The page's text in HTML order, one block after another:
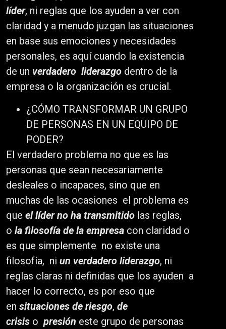
líder, ni reglas que los ayuden a ver con
claridad y a menudo juzgan las situaciones
en base sus emociones y necesidades
personales, es aquí cuando la existencia
de un verdadero liderazgo dentro de la
empresa o la organización es crucial.
¿CÓMO TRANSFORMAR UN GRUPO
DE PERSONAS EN UN EQUIPO DE
PODER?
El verdadero problema no que es las
personas que sean necesariamente
desleales o incapaces, sino que en
muchas de las ocasiones el problema es
que el líder no ha transmitido las reglas,
o la filosofía de la empresa con claridad o
es que simplemente no existe una
filosofía, ni un verdadero liderazgo, ni
reglas claras ni definidas que los ayuden a
hacer lo correcto, es por eso que
en situaciones de riesgo, de
crisis o presión este grupo de personas